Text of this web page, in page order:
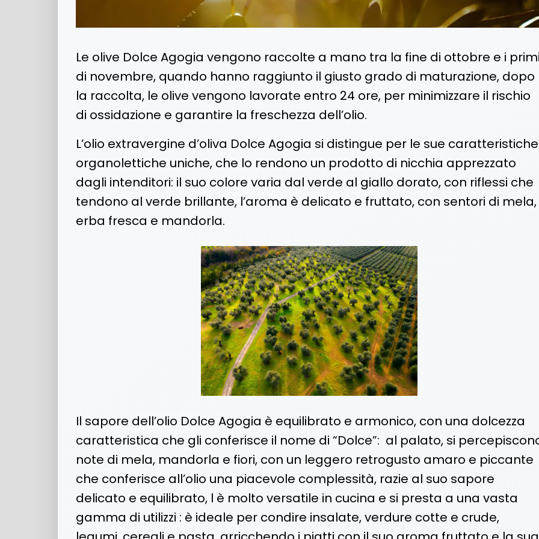
Le olive Dolce Agogia vengono raccolte a mano tra la fine di ottobre e i
di novembre, quando hanno raggiunto il giusto grado di maturazione, dopo
la raccolta, le olive vengono lavorate entro 24 ore, per minimizzare il rischio
di ossidazione e garantire la freschezza dell’olio.
L’olio extravergine d’oliva Dolce Agogia si distingue per le sue caratteristiche
organolettiche uniche, che lo rendono un prodotto di nicchia apprezzato
dagli intenditori: il suo colore varia dal verde al giallo dorato, con riflessi che
tendono al verde brillante, l’aroma è delicato e fruttato, con sentori di mela,
erba fresca e mandorla.
Il sapore dell’olio Dolce Agogia è equilibrato e armonico, con una dolcezza
caratteristica che gli conferisce il nome di “Dolce”: al palato, si
note di mela, mandorla e fiori, con un leggero retrogusto amaro e piccante
che conferisce all’olio una piacevole complessità, razie al suo sapore
delicato e equilibrato, l è molto versatile in cucina e si presta a una vasta
gamma di utilizzi : è ideale per condire insalate, verdure cotte e crude,